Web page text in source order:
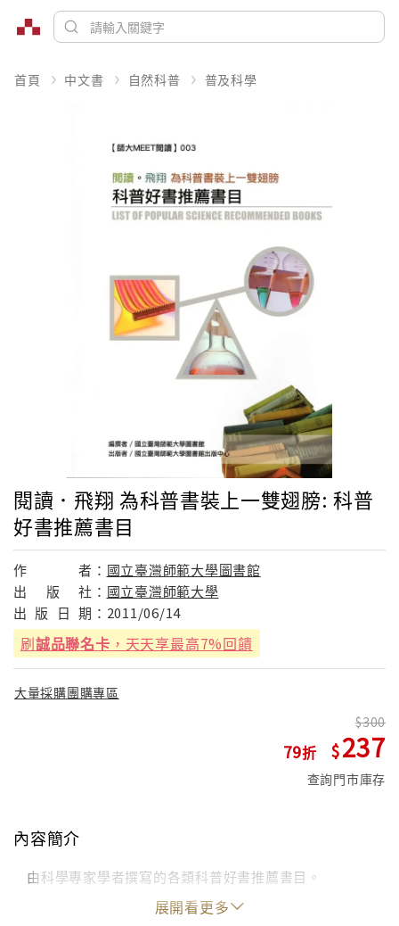
首頁 中文書 自然科普 普及科學
閱讀．飛翔 為科普書裝上一雙翅膀: 科普
好書推薦書目
作 者： 國立臺灣師範大學圖書館
出
版 社： 國立臺灣師範大學
出 版 日 期： 2011/06/14
刷誠品聯名卡 ，天天享最高7%回饋
大量採購團購專區
79
300
237
查詢門市庫存
內容簡介
由科學專家學者撰寫的各類科普好書推薦書目。
展開看更多